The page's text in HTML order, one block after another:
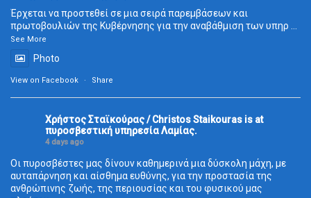
Έρχεται να προστεθεί σε μια σειρά παρεμβάσεων και
πρωτοβουλιών της Κυβέρνησης για την αναβάθμιση των υπηρ
See More
Photo
View on Facebook · Share
Χρήστος Σταϊκούρας / Christos Staikouras is at
πυροσβεστική υπηρεσία Λαμίας.
4 days ago
Οι πυροσβέστες μας δίνουν καθημερινά μια δύσκολη μάχη, με
αυταπάρνηση και αίσθημα ευθύνης, για την προστασία της
ανθρώπινης ζωής, της περιουσίας και του φυσικού μας